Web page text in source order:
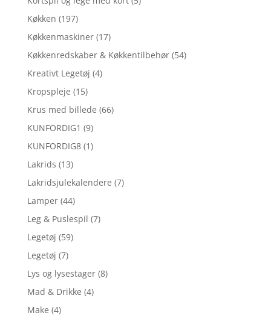
Køkken (197)
Køkkenmaskiner (17)
Køkkenredskaber & Køkkentilbehør (54)
Kreativt Legetøj (4)
Kropspleje (15)
Krus med billede (66)
KUNFORDIG1 (9)
KUNFORDIG8 (1)
Lakrids (13)
Lakridsjulekalendere (7)
Lamper (44)
Leg & Puslespil (7)
Legetøj (59)
Legetøj (7)
Lys og lysestager (8)
Mad & Drikke (4)
Make (4)